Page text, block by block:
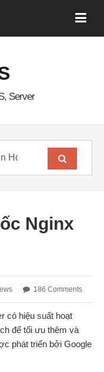
Server
Nginx
186 Comments
có hiệu suất hoạt
để tối ưu thêm và
phát triển bởi Google